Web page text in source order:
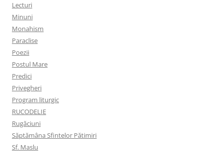
Lecturi
Minuni
Monahism
Paraclise
Poezii
Postul Mare
Predici
Privegheri
Program liturgic
RUCODELIE
Rugăciuni
Săptămâna Sfintelor Pătimiri
Sf. Maslu